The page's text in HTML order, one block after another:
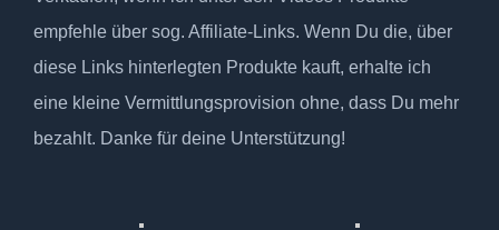
empfehle über sog. Affiliate-Links. Wenn Du die, über
diese Links hinterlegten Produkte kauft, erhalte ich
eine kleine Vermittlungsprovision ohne, dass Du mehr
bezahlt. Danke für deine Unterstützung!